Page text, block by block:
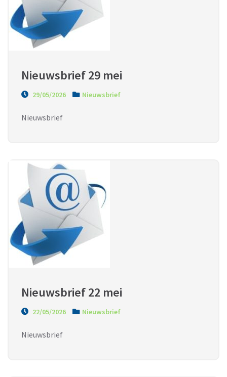
Nieuwsbrief 29 mei
29/05/2026 Nieuwsbrief
Nieuwsbrief
Nieuwsbrief 22 mei
22/05/2026 Nieuwsbrief
Nieuwsbrief